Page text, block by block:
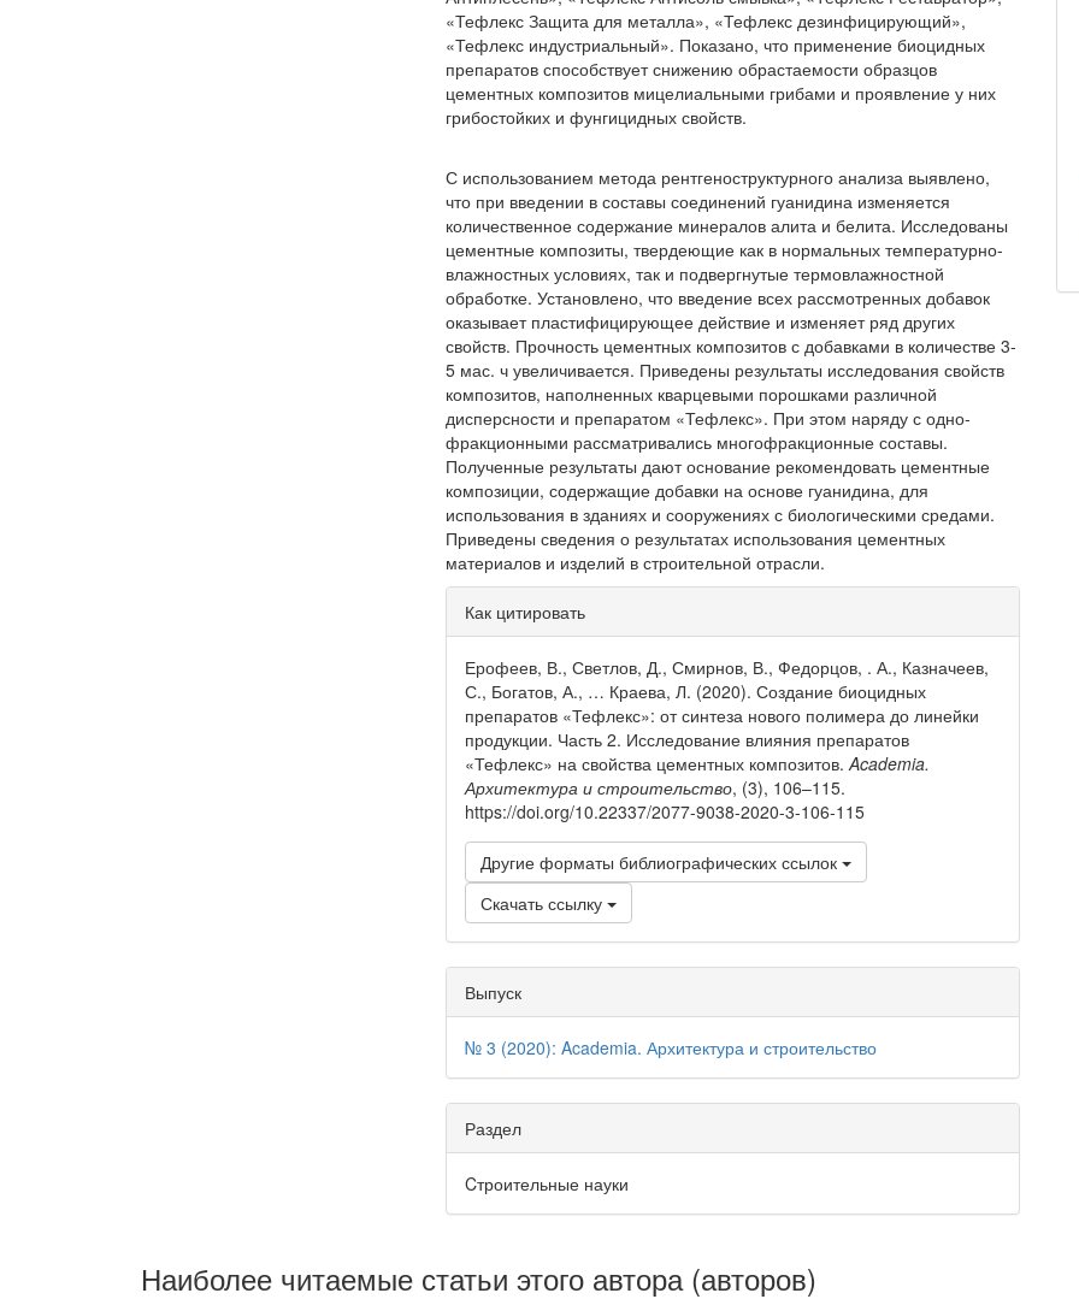
«Тефлекс Защита для металла», «Тефлекс дезинфицирующий»,
«Тефлекс индустриальный». Показано, что применение биоцидных
препаратов способствует снижению обрастаемости образцов
цементных композитов мицелиальными грибами и проявле­ние у них
грибостойких и фунгицидных свойств.
С использованием метода рентгеноструктурного анализа выявлено,
что при введении в составы соединений гуанидина изменяется
количественное содержание минералов алита и белита. Исследованы
цементные композиты, твердеющие как в нормальных температурно-
влажностных условиях, так и подвергнутые термовлажностной
обработке. Установлено, что введение всех рассмотренных добавок
оказывает пластифи­цирующее действие и изменяет ряд других
свойств. Прочность цементных композитов с добавками в количестве 3-
5 мас. ч увеличивается. Приведены результаты исследования свойств
композитов, наполненных кварцевыми порошками различной
дисперсности и препаратом «Тефлекс». При этом наряду с одно­
фракционными рассматривались многофракционные составы.
Полученные результаты дают основание рекомендовать цемент­ные
композиции, содержащие добавки на основе гуанидина, для
использования в зданиях и сооружениях с биологическими средами.
Приведены сведения о результатах использования цементных
материалов и изделий в строительной отрасли.
Информация
о статье
Как цитировать
Ерофеев, В., Светлов, Д., Смирнов, В., Федорцов, . А., Казначеев,
С., Богатов, А., … Краева, Л. (2020). Создание биоцидных
препаратов «Тефлекс»: от синтеза нового полимера до линейки
продукции. Часть 2. Исследование влияния препаратов
«Тефлекс» на свойства цементных композитов.Academia.
Архитектура и строительство, (3), 106–115.
https://doi.org/10.22337/2077-9038-2020-3-106-115
Другие форматы библиографических ссылок
Скачать ссылку
Выпуск
№ 3 (2020): Academia. Архитектура и строительство
Раздел
Cтроительные науки
Наиболее читаемые статьи этого автора (авторов)